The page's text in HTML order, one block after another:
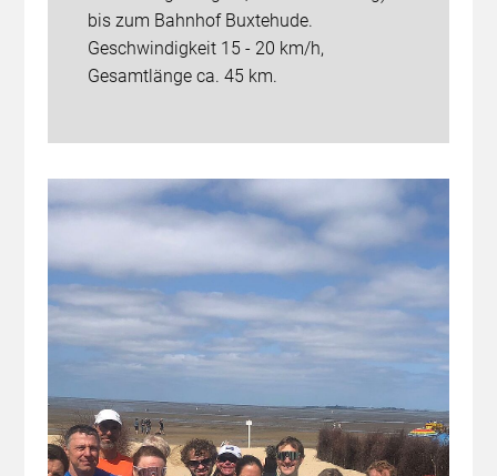
bis zum Bahnhof Buxtehude.
Geschwindigkeit 15 - 20 km/h,
Gesamtlänge ca. 45 km.